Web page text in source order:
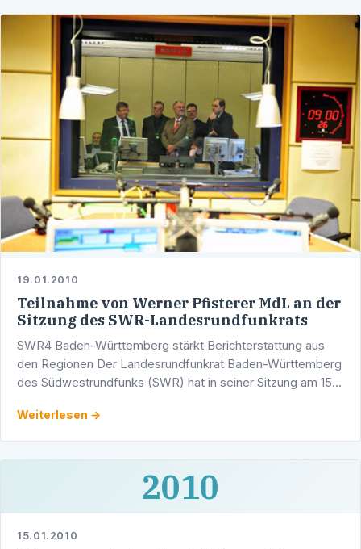
19.01.2010
Teilnahme von Werner Pfisterer MdL an der
Sitzung des SWR-Landesrundfunkrats
SWR4 Baden-Württemberg stärkt Berichterstattung aus
den Regionen Der Landesrundfunkrat Baden-Württemberg
des Südwestrundfunks (SWR) hat in seiner Sitzung am 15.
SWR4 …
Weiterlesen →
2010
15.01.2010